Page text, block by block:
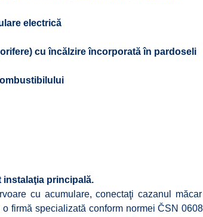
electrică
cu încălzire încorporată în pardoseli
instalaţia principală.
cu acumulare, conectaţi cazanul
firmă specializată conform normei ČSN